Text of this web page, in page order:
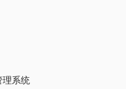
理系统